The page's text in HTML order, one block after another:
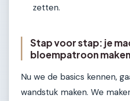
zetten.
Stap voor stap: je
bloempatroon maken
Nu we de basics kennen,
wandstuk maken. We